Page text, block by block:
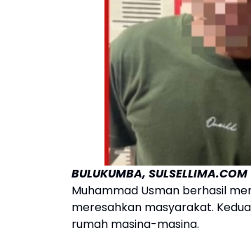
BULUKUMBA, SULSELLIMA.COM
Muhammad Usman berhasil
meresahkan masyarakat.
rumah masing-masing.